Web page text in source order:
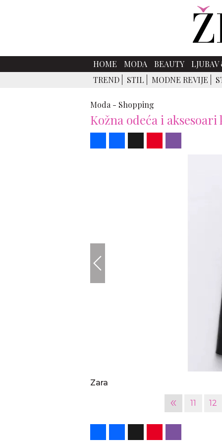
HOME MODA BEAUTY
TREND
STIL MODNE REVIJE
Moda - Shopping
Kožna odeća i
Zara
« 11 12